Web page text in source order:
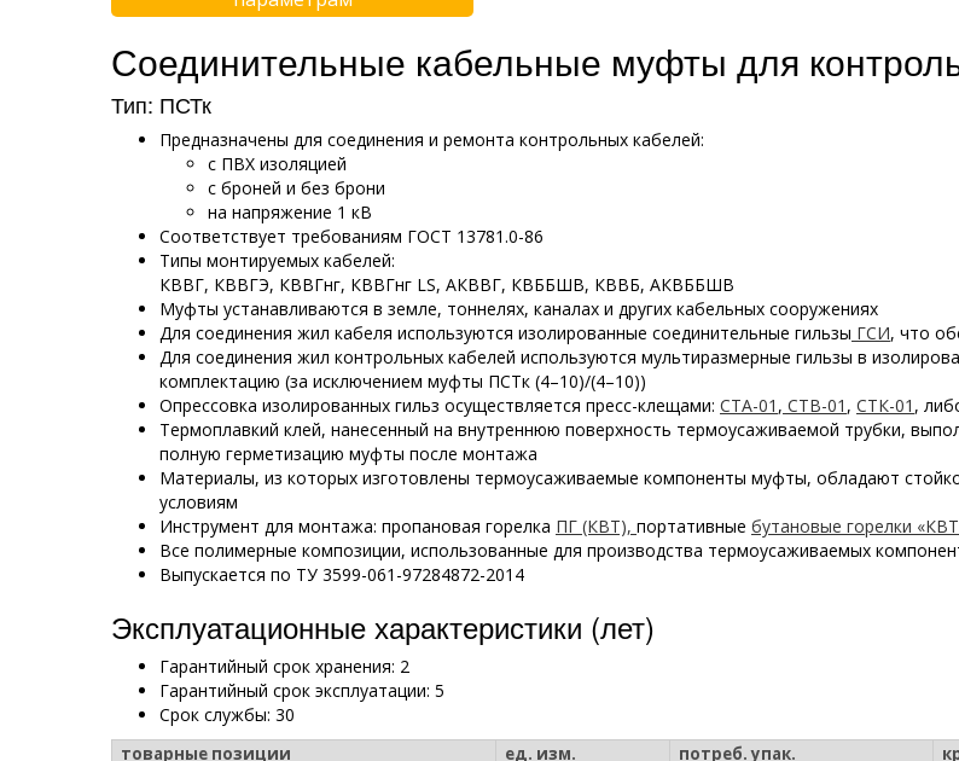
Соединительные кабельные муфты для
Тип: ПСТк
Предназначены для соединения и ремонта контрольных кабелей:
с ПВХ изоляцией
с броней и без брони
на напряжение 1 кВ
Соответствует требованиям ГОСТ 13781.0-86
Типы монтируемых кабелей:
КВВГ, КВВГЭ, КВВГнг, КВВГнг LS, АКВВГ, КВББШВ, КВВБ, АКВББШВ
Муфты устанавливаются в земле, тоннелях, каналах и других кабельных сооружениях
Для соединения жил кабеля используются изолированные соединительные гильзы ГСИ, что
Для соединения жил контрольных кабелей используются мультиразмерные гильзы в
комплектацию (за исключением муфты ПСТк (4–10)/(4–10))
Опрессовка изолированных гильз осуществляется пресс-клещами: СТА-01 , СТВ-01 , СТК-01 ,
Термоплавкий клей, нанесенный на внутреннюю поверхность термоусаживаемой трубки,
полную герметизацию муфты после монтажа
Материалы, из которых изготовлены термоусаживаемые компоненты муфты, обладают
условиям
Инструмент для монтажа: пропановая горелка ПГ (КВТ), портативные бутановые горелки
Все полимерные композиции, использованные для производства термоусаживаемых
Выпускается по ТУ 3599-061-97284872-2014
Эксплуатационные характеристики (лет)
Гарантийный срок хранения: 2
Гарантийный срок эксплуатации: 5
Срок службы: 30
товарные позиции ед. изм. потреб. упак.